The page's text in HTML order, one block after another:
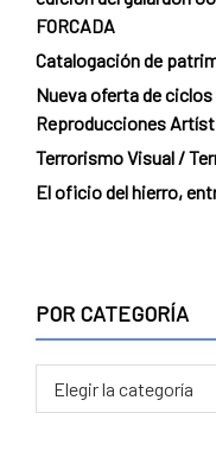
FORCADA
Catalogación de
Nueva oferta de
Reproducciones
Terrorismo Visual /
El oficio del hierro,
POR CATEGORÍA
CATEGORÍA